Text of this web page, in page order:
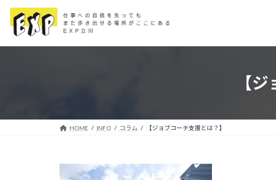
【
HOME INFO コラム 【ジョブコーチ支援とは？】